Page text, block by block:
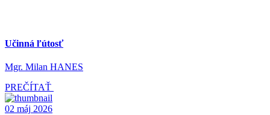
Učinná ľútosť
Mgr. Milan HANES
PREČÍTAŤ
02 máj 2026